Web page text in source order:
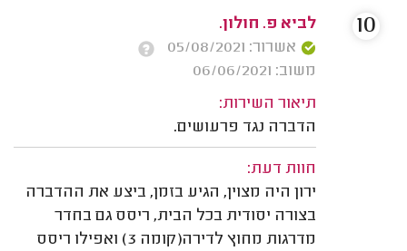
לביא פ. חולון.
אשרור: 05/08/2021
משוב: 06/06/2021
תיאור השירות:
הדברה נגד פרעושים.
חוות דעת:
ירון היה מצוין, הגיע בזמן, ביצע את ההדברה
בצורה יסודית בכל הבית, ריסס גם בחדר
מדרגות מחוץ לדירה(קומה 3) ואפילו ריסס
10